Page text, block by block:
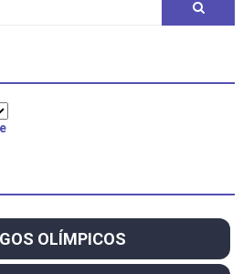
OLÍMPICOS